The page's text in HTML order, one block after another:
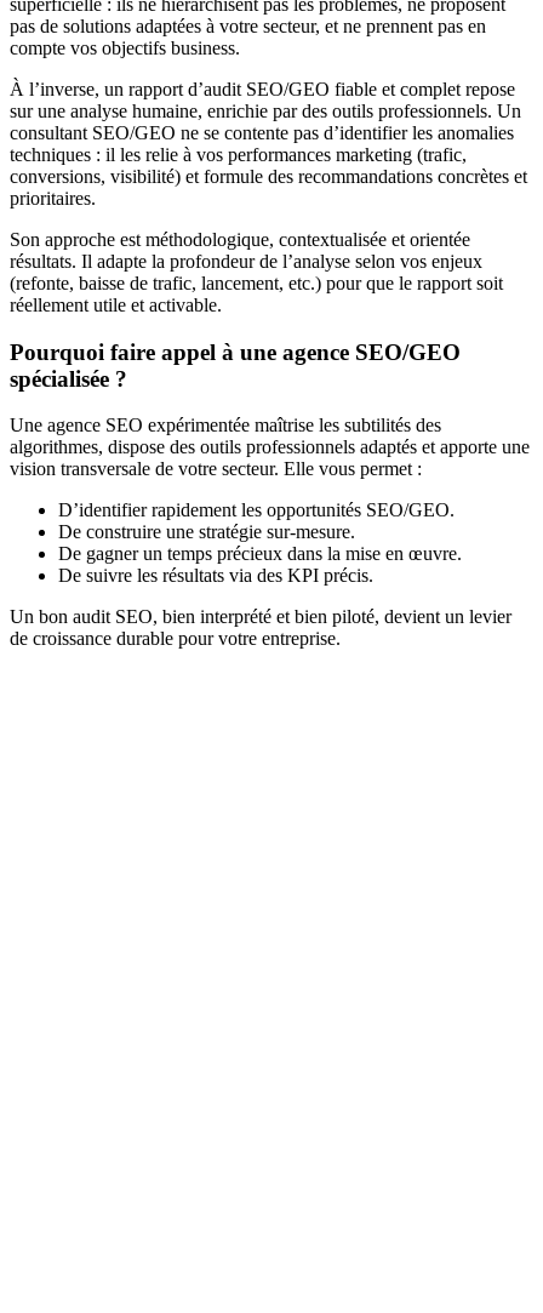
pas de solutions adaptées à votre secteur, et ne prennent pas en
compte vos objectifs business.
À l’inverse, un rapport d’audit SEO/GEO fiable et complet repose
sur une analyse humaine, enrichie par des outils professionnels. Un
consultant SEO/GEO ne se contente pas d’identifier les anomalies
techniques : il les relie à vos performances marketing (trafic,
conversions, visibilité) et formule des recommandations concrètes et
prioritaires.
Son approche est méthodologique, contextualisée et orientée
résultats. Il adapte la profondeur de l’analyse selon vos enjeux
(refonte, baisse de trafic, lancement, etc.) pour que le rapport soit
réellement utile et activable.
Pourquoi faire appel à une agence SEO/GEO
spécialisée ?
Une agence SEO expérimentée maîtrise les subtilités des
algorithmes, dispose des outils professionnels adaptés et apporte une
vision transversale de votre secteur. Elle vous permet :
D’identifier rapidement les opportunités SEO/GEO.
De construire une stratégie sur-mesure.
De gagner un temps précieux dans la mise en œuvre.
De suivre les résultats via des KPI précis.
Un bon audit SEO, bien interprété et bien piloté, devient un levier
de croissance durable pour votre entreprise.